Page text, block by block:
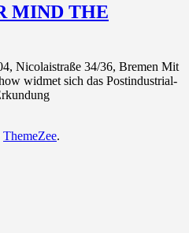
MIND THE
Nicolaistraße 34/36, Bremen Mit
widmet sich das Postindustrial-
ThemeZee.